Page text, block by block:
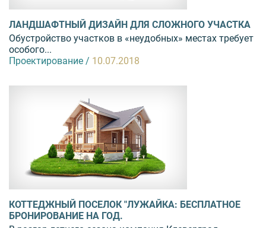
ЛАНДШАФТНЫЙ ДИЗАЙН ДЛЯ СЛОЖНОГО УЧАСТКА
Обустройство участков в «неудобных» местах требует
особого...
Проектирование / 10.07.2018
КОТТЕДЖНЫЙ ПОСЕЛОК "ЛУЖАЙКА: БЕСПЛАТНОЕ
БРОНИРОВАНИЕ НА ГОД.